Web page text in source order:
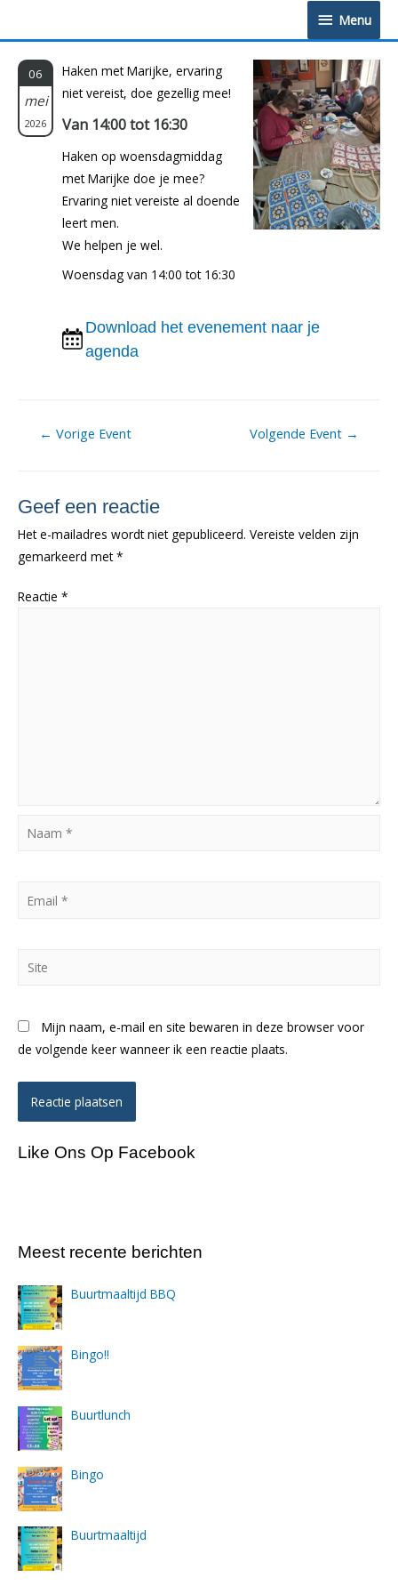
Menu
Menu
06
mei
2026
Haken met Marijke, ervaring
niet vereist, doe gezellig mee!
Van 14:00 tot 16:30
Haken op woensdagmiddag
met Marijke doe je mee?
Ervaring niet vereiste al doende
leert men.
We helpen je wel.
Woensdag van 14:00 tot 16:30
Download het evenement naar je
agenda
Berichtnavigatie
← Vorige Event Volgende Event →
Geef een reactie
Het e-mailadres wordt niet gepubliceerd. Vereiste velden zijn
gemarkeerd met*
Reactie *
Naam
Mijn naam, e-mail en site bewaren in deze browser voor
de volgende keer wanneer ik een reactie plaats.
Like Ons Op Facebook
Meest recente berichten
Buurtmaaltijd BBQ
Bingo!!
Buurtlunch
Bingo
Buurtmaaltijd